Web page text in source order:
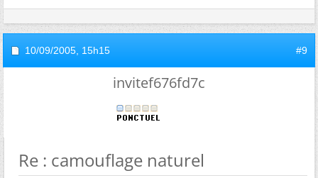
10/09/2005, 15h15 #9
invitef676fd7c
Re : camouflage naturel